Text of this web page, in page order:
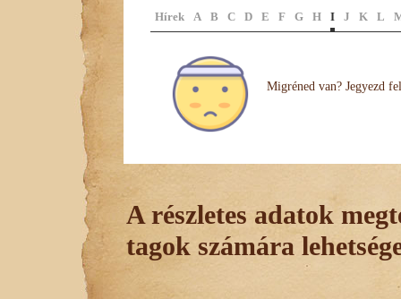
Hírek A B C D E F G H I J K L
Migréned van? Jegyezd
A részletes adatok
tagok számára